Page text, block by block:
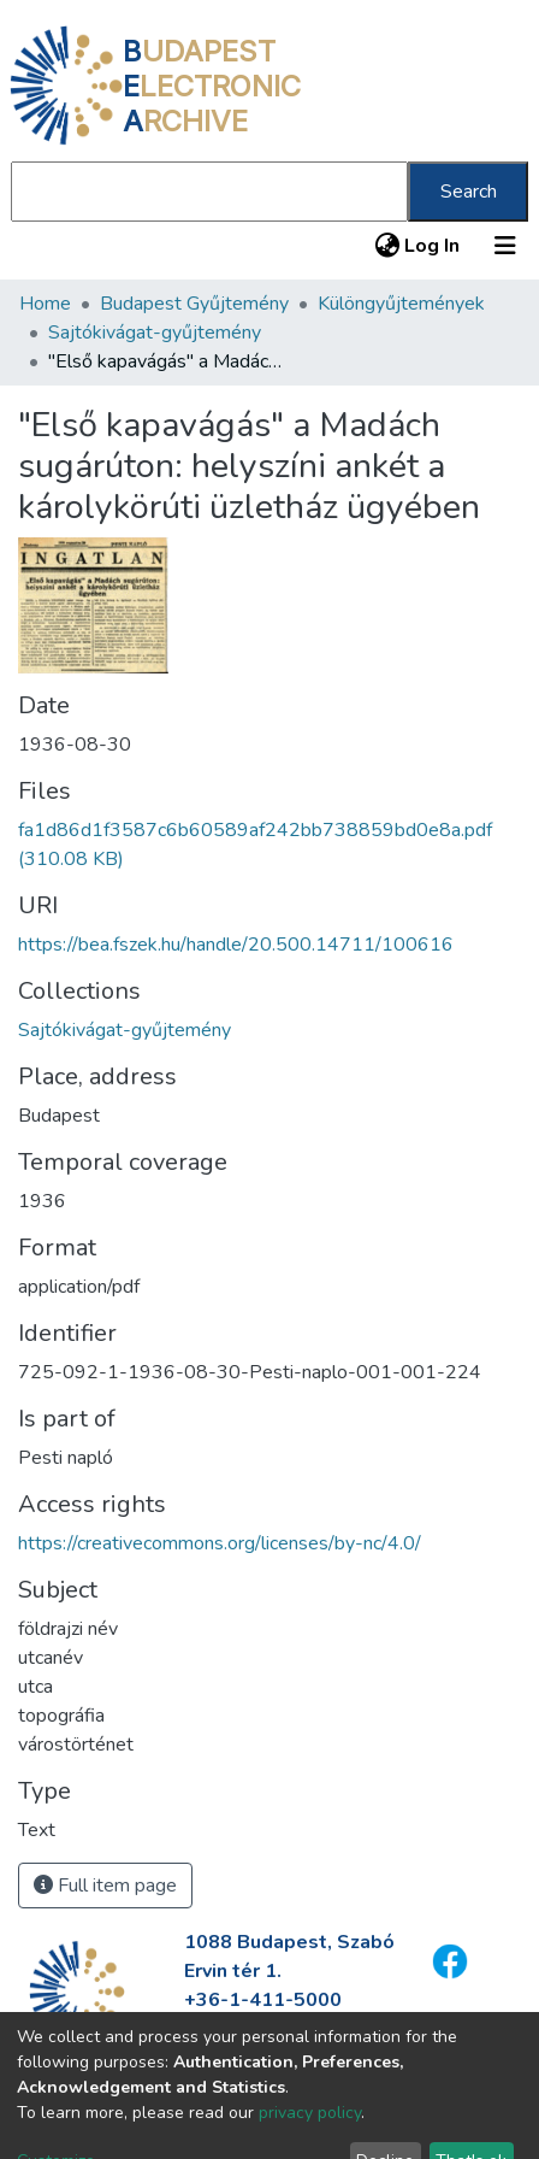
BUDAPEST
ELECTRONIC
ARCHIVE
Search
Log In (current)
Communities & Collections
All of DSpace
About us
Home Budapest Gyűjtemény
Különgyűjtemények
Sajtókivágat-gyűjtemény
"Első kapavágás" a Madách sugárúton: helyszíni ankét a károlykörúti üzletház ügyében
"Első kapavágás" a Madách
sugárúton: helyszíni ankét a
károlykörúti üzletház ügyében
Date
1936-08-30
Files
fa1d86d1f3587c6b60589af242bb738859bd0e8a.pdf
(310.08 KB)
URI
https://bea.fszek.hu/handle/20.500.14711/100616
Collections
Sajtókivágat-gyűjtemény
Place, address
Budapest
Temporal coverage
1936
Format
application/pdf
Identifier
725-092-1-1936-08-30-Pesti-naplo-001-001-224
Is part of
Pesti napló
Access rights
https://creativecommons.org/licenses/by-nc/4.0/
Subject
földrajzi név
utcanév
utca
topográfia
várostörténet
Type
Text
Full item page
1088 Budapest, Szabó
Ervin tér 1.
+36-1-411-5000
info@fszek.hu
https://fszek.hu
We collect and process your personal information for the
following purposes: Authentication, Preferences,
Acknowledgement and Statistics.
To learn more, please read our privacy policy.